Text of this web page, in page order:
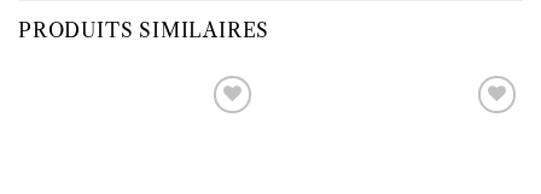
PRODUITS SIMILAIRES